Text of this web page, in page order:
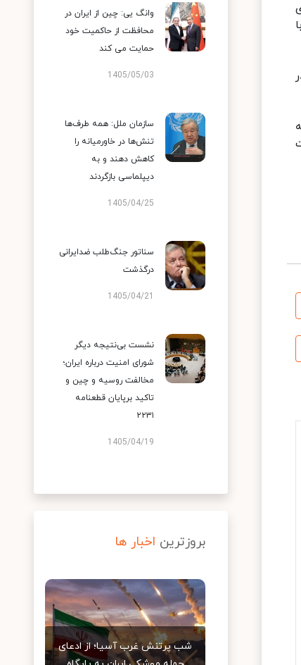
وانگ یی: چین از ایران در
محافظت از حاکمیت خود
حمایت می کند
1405/05/03
سازمان ملل: همه طرف‌ها
تنش‌ها در خاورمیانه را
کاهش دهند و به
دیپلماسی بازگردند
1405/04/25
سناتور جنگ‌طلب ضدایرانی
درگذشت
1405/04/21
نشست بی‌نتیجه دیگر
شورای امنیت درباره ایران؛
مخالفت روسیه و چین و
تاکید برپایان قطعنامه
۲۲۳۱
1405/04/19
بروزترین اخبار ها
شب پرتنش غرب آسیا؛ از ادعای